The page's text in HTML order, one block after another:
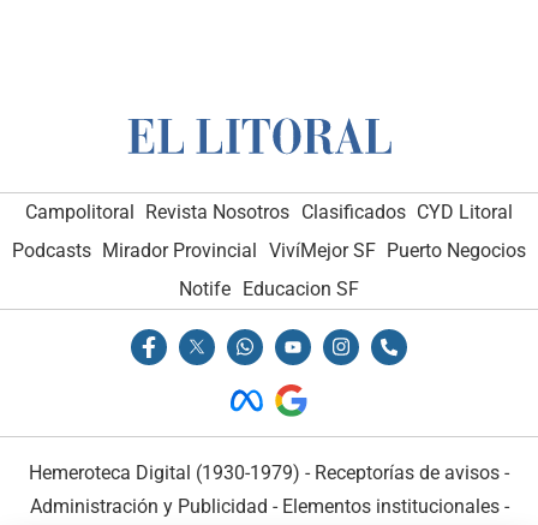
Campolitoral Revista Nosotros Clasificados CYD Litoral
Podcasts Mirador Provincial VivíMejor SF Puerto Negocios
Notife Educacion SF
Hemeroteca Digital (1930-1979) - Receptorías de avisos -
Administración y Publicidad - Elementos institucionales-